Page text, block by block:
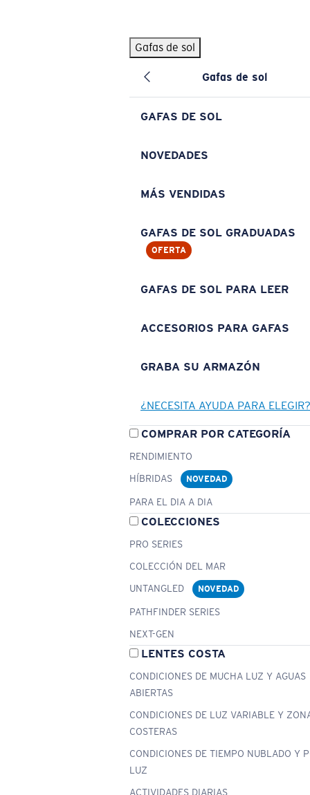
Gafas de sol
Gafas de sol
GAFAS DE SOL
NOVEDADES
MÁS VENDIDAS
GAFAS DE SOL GRADUADAS
OFERTA
GAFAS DE SOL PARA LEER
ACCESORIOS PARA GAFAS
GRABA SU ARMAZÓN
¿NECESITA AYUDA PARA ELEGIR?
COMPRAR POR CATEGORÍA
RENDIMIENTO
HÍBRIDAS
NOVEDAD
PARA EL DIA A DIA
COLECCIONES
PRO SERIES
COLECCIÓN DEL MAR
UNTANGLED
NOVEDAD
PATHFINDER SERIES
NEXT-GEN
LENTES COSTA
CONDICIONES DE MUCHA LUZ Y AGUAS
ABIERTAS
CONDICIONES DE LUZ VARIABLE Y
COSTERAS
CONDICIONES DE TIEMPO NUBLADO Y
LUZ
ACTIVIDADES DIARIAS
BÚSQUEDAS POPULARES
Pilothouse PRO Limited Edition Pack Exclusivo
Gafas de sol personalizadas
Los más vendidos de gafas de sol